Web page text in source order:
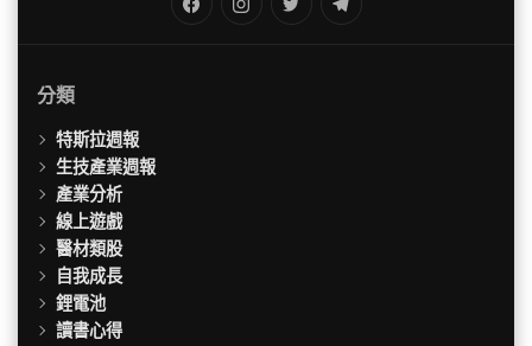
Twitter
分類
特斯拉週報
生技產業週報
產業分析
線上遊戲
醫材類股
自我成長
鋰電池
讀書心得